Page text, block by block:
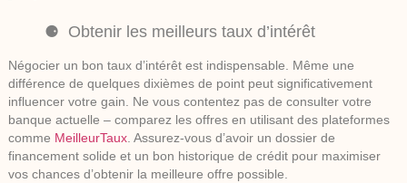
Obtenir les meilleurs taux d’intérêt
Négocier un bon taux d’intérêt est indispensable. Même une
différence de quelques dixièmes de point peut significativement
influencer votre gain. Ne vous contentez pas de consulter votre
banque actuelle – comparez les offres en utilisant des plateformes
comme MeilleurTaux. Assurez-vous d’avoir un dossier de
financement solide et un bon historique de crédit pour maximiser
vos chances d’obtenir la meilleure offre possible.